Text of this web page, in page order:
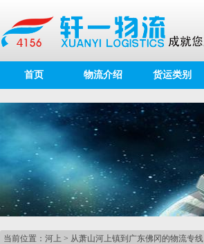
首页 物流介绍 货运类别
当前位置： 河上 > 从萧山河上镇到广东佛冈的物流专线